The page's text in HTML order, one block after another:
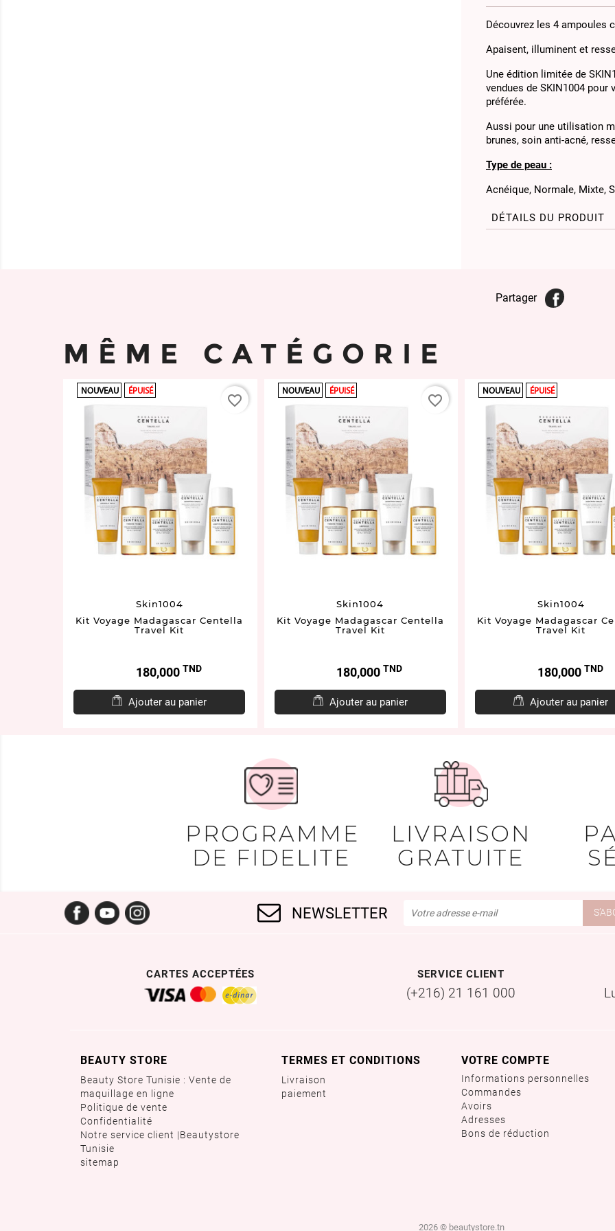
Découvrez les 4 ampoules
Apaisent, illuminent et
Une édition limitée de
vendues de SKIN1004
préférée.
Aussi pour une utilisation
brunes, soin anti-acné,
Type de peau :
Acnéique, Normale, Mixte,
DÉTAILS DU PRODUIT
Partager
MÊME CATÉGORIE
NOUVEAU ÉPUISÉ
Skin1004
Kit Voyage Madagascar Centella
Travel Kit
Prix180,000 TND
Ajouter au panier
favorite_border
NOUVEAU ÉPUISÉ
Skin1004
Kit Voyage Madagascar Centella
Travel Kit
Prix180,000 TND
Ajouter au panier
favorite_border
NOUVEAU ÉPUISÉ
Skin1004
Kit Voyage Madagascar
Travel Kit
Prix180,000 TND
Ajouter au panier
PROGRAMME
DE FIDELITE
LIVRAISON
GRATUITE
NEWSLETTER
FacebookYouTube
CARTES ACCEPTÉES SERVICE CLIENT
(+216) 21 161 000
BEAUTY STORE
Beauty Store Tunisie : Vente de
maquillage en ligne
Politique de vente
Confidentialité
Notre service client |Beautystore
Tunisie
sitemap
TERMES ET CONDITIONS
Livraison
paiement
VOTRE COMPTE
Informations personnelles
Commandes
Avoirs
Adresses
Bons de réduction
2026 © beautystore.tn